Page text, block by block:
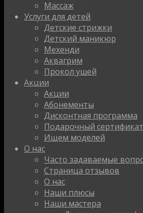
Массаж
Услуги для детей
Детские стрижки
Детский маникюр
Мехенди
Аквагрим
Прокол ушей
Акции
Акции
Абонементы
Дисконтная программа
Подарочный сертификат
Ищем моделей
О нас
Часто задаваемые
Страница отзывов
О нас
Наши плюсы
Наши мастера